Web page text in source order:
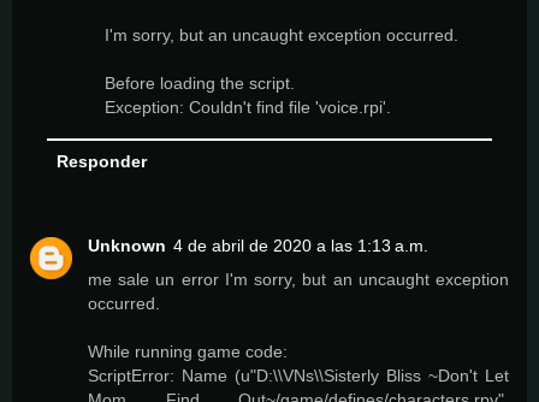
I'm sorry, but an uncaught exception occurred.
Before loading the script.
Exception: Couldn't find file 'voice.rpi'.
Responder
Unknown 4 de abril de 2020 a las 1:13 a.m.
me sale un error I'm sorry, but an uncaught exception
occurred.
While running game code:
ScriptError: Name (u"D:\\VNs\\Sisterly Bliss ~Don't Let